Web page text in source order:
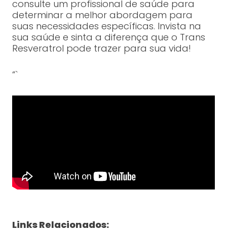
consulte um profissional de saúde para
determinar a melhor abordagem para
suas necessidades específicas. Invista na
sua saúde e sinta a diferença que o Trans
Resveratrol pode trazer para sua vida!
“`
Links Relacionados: